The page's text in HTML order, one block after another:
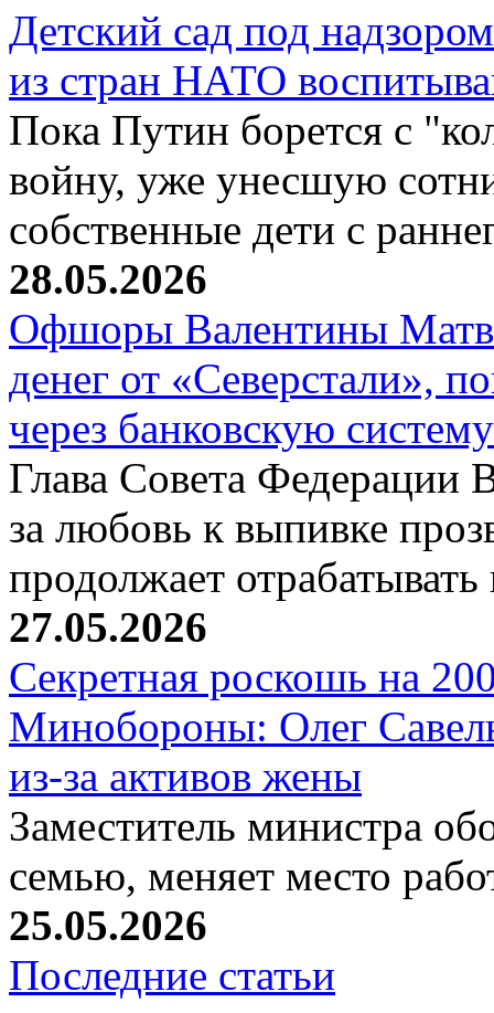
Детский сад под
из стран НАТО
Пока Путин борется с
войну, уже унесшую
собственные дети с
28.05.2026
Офшоры Валентины
денег от «Северстали»,
через банковскую
Глава Совета Федерации
за любовь к выпивке
продолжает
27.05.2026
Секретная роскошь на
Минобороны: Олег
из-за активов жены
Заместитель министра
семью, меняет место
25.05.2026
Последние статьи